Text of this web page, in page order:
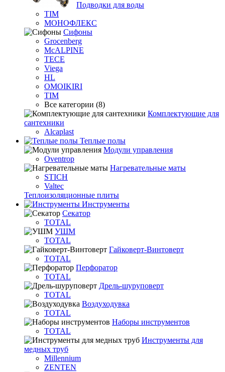
Подводки для воды
TIM
МОНОФЛЕКС
Сифоны
Grocenberg
McALPINE
TECE
Viega
HL
OMOIKIRI
TIM
Все категории (8)
Комплектующие для
сантехники
Alcaplast
Теплые полы
Модули управления
Oventrop
Нагревательные маты
STICH
Valtec
Теплоизоляционные плиты
Инструменты
Секатор
TOTAL
УШМ
TOTAL
Гайковерт-Винтоверт
TOTAL
Перфоратор
TOTAL
Дрель-шуруповерт
TOTAL
Воздуходувка
TOTAL
Наборы инструментов
TOTAL
Инструменты для
медных труб
Millennium
ZENTEN